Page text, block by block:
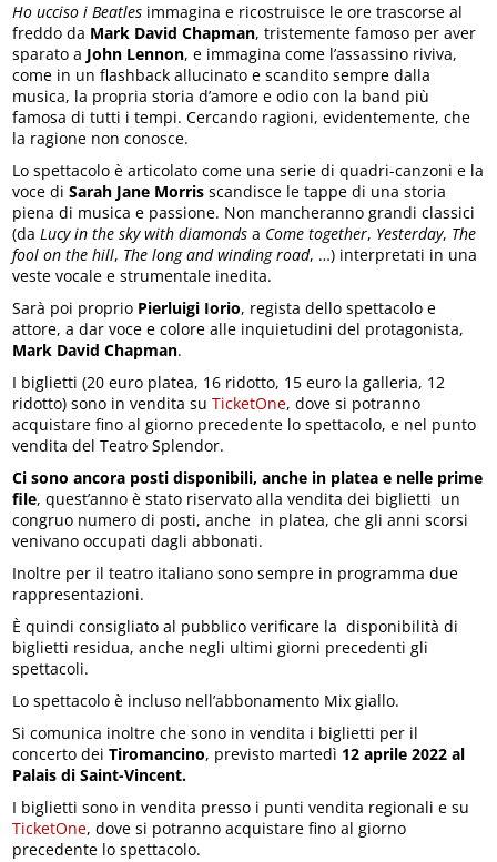
Ho ucciso i Beatles immagina e ricostruisce le ore trascorse al
freddo da Mark David Chapman, tristemente famoso per aver
sparato a John Lennon, e immagina come l’assassino riviva,
come in un flashback allucinato e scandito sempre dalla
musica, la propria storia d’amore e odio con la band più
famosa di tutti i tempi. Cercando ragioni, evidentemente, che
la ragione non conosce.
Lo spettacolo è articolato come una serie di quadri-canzoni e la
voce di Sarah Jane Morris scandisce le tappe di una storia
piena di musica e passione. Non mancheranno grandi classici
(da Lucy in the sky with diamonds a Come together, Yesterday, The
fool on the hill, The long and winding road, …) interpretati in una
veste vocale e strumentale inedita.
Sarà poi proprio Pierluigi Iorio, regista dello spettacolo e
attore, a dar voce e colore alle inquietudini del protagonista,
Mark David Chapman.
I biglietti (20 euro platea, 16 ridotto, 15 euro la galleria, 12
ridotto) sono in vendita suTicketOne, dove si potranno
acquistare fino al giorno precedente lo spettacolo, e nel punto
vendita del Teatro Splendor.
Ci sono ancora posti disponibili, anche in platea e nelle prime
file, quest’anno è stato riservato alla vendita dei biglietti un
congruo numero di posti, anche in platea, che gli anni scorsi
venivano occupati dagli abbonati.
Inoltre per il teatro italiano sono sempre in programma due
rappresentazioni.
È quindi consigliato al pubblico verificare la disponibilità di
biglietti residua, anche negli ultimi giorni precedenti gli
spettacoli.
Lo spettacolo è incluso nell’abbonamento Mix giallo.
Si comunica inoltre che sono in vendita i biglietti per il
concerto deiTiromancino, previsto martedì 12 aprile 2022 al
Palais di Saint-Vincent.
I biglietti sono in vendita presso i punti vendita regionali e su
TicketOne, dove si potranno acquistare fino al giorno
precedente lo spettacolo.